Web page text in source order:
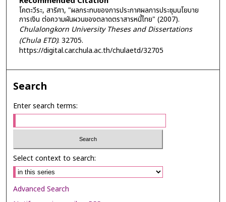
โคตะวีระ, สาริศา, "ผลกระทบของการประกาศผลการประชุมนโยบาย
การเงิน ต่อความผันผวนของตลาดตราสารหนี้ไทย" (2007).
Chulalongkorn University Theses and Dissertations
(Chula ETD). 32705.
https://digital.car.chula.ac.th/chulaetd/32705
Search
Enter search terms:
Select context to search:
Advanced Search